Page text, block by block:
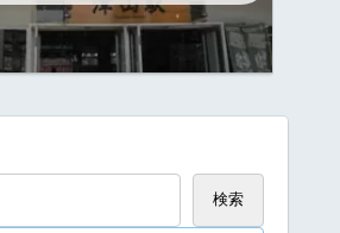
検索